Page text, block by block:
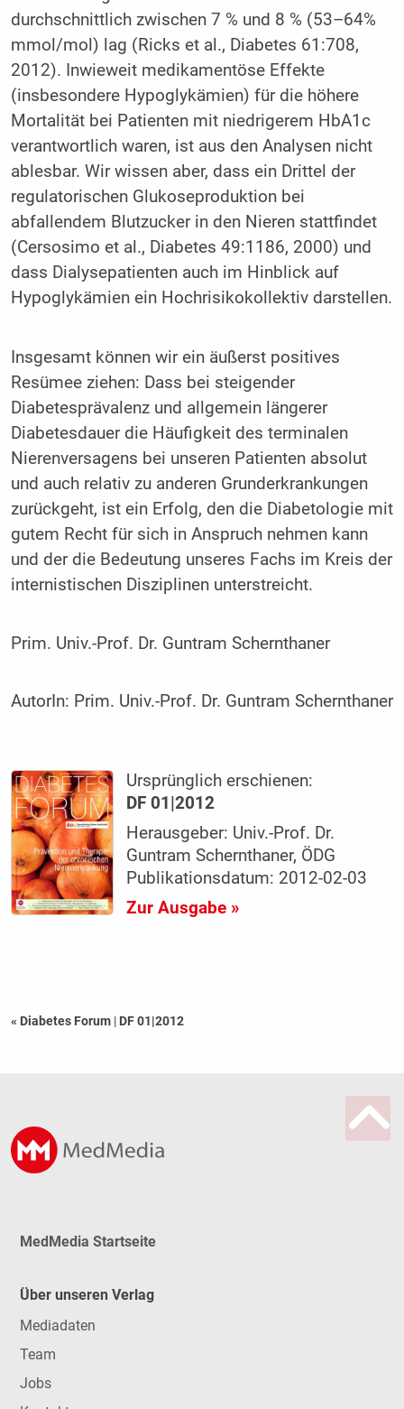
durchschnittlich zwischen 7 % und 8 % (53–64%
mmol/mol) lag (Ricks et al., Diabetes 61:708,
2012). Inwieweit medikamentöse Effekte
(insbesondere Hypoglykämien) für die höhere
Mortalität bei Patienten mit niedrigerem HbA1c
verantwortlich waren, ist aus den Analysen nicht
ablesbar. Wir wissen aber, dass ein Drittel der
regulatorischen Glukoseproduktion bei
abfallendem Blutzucker in den Nieren stattfindet
(Cersosimo et al., Diabetes 49:1186, 2000) und
dass Dialysepatienten auch im Hinblick auf
Hypoglykämien ein Hochrisikokollektiv darstellen.
Insgesamt können wir ein äußerst positives
Resümee ziehen: Dass bei steigender
Diabetesprävalenz und allgemein längerer
Diabetesdauer die Häufigkeit des terminalen
Nierenversagens bei unseren Patienten absolut
und auch relativ zu anderen Grunderkrankungen
zurückgeht, ist ein Erfolg, den die Diabetologie mit
gutem Recht für sich in Anspruch nehmen kann
und der die Bedeutung unseres Fachs im Kreis der
internistischen Disziplinen unterstreicht.
Prim. Univ.-Prof. Dr. Guntram Schernthaner
AutorIn: Prim. Univ.-Prof. Dr. Guntram Schernthaner
Ursprünglich erschienen:
DF 01|2012
Herausgeber: Univ.-Prof. Dr.
Guntram Schernthaner, ÖDG
Publikationsdatum: 2012-02-03
Zur Ausgabe »
« Diabetes Forum | DF 01|2012
MedMedia Startseite
Über unseren Verlag
Mediadaten
Team
Jobs